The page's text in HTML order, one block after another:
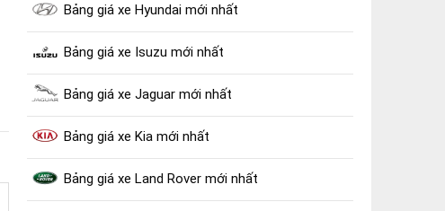
Bảng giá xe Hyundai mới nhất
Bảng giá xe Isuzu mới nhất
Bảng giá xe Jaguar mới nhất
Bảng giá xe Kia mới nhất
Bảng giá xe Land Rover mới nhất